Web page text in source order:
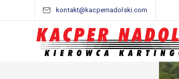
kontakt@kacpernadolski.com